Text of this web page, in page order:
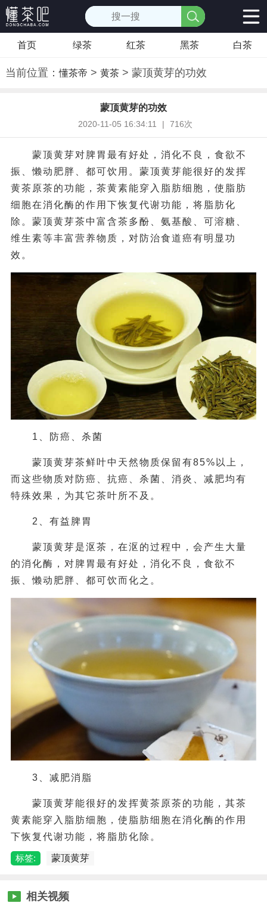
首页 绿茶 红茶 黑茶 白茶
当前位置：懂茶帝 > 黄茶> 蒙顶黄芽的功效
蒙顶黄芽的功效
2020-11-05 16:34:11 | 716次
蒙顶黄芽对脾胃最有好处，消化不良，食欲不
振、懒动肥胖、都可饮用。蒙顶黄芽能很好的发挥
黄茶原茶的功能，茶黄素能穿入脂肪细胞，使脂肪
细胞在消化酶的作用下恢复代谢功能，将脂肪化
除。蒙顶黄芽茶中富含茶多酚、氨基酸、可溶糖、
维生素等丰富营养物质，对防治食道癌有明显功
效。
1、防癌、杀菌
蒙顶黄芽茶鲜叶中天然物质保留有85%以上，
而这些物质对防癌、抗癌、杀菌、消炎、减肥均有
特殊效果，为其它茶叶所不及。
2、有益脾胃
蒙顶黄芽是沤茶，在沤的过程中，会产生大量
的消化酶，对脾胃最有好处，消化不良，食欲不
振、懒动肥胖、都可饮而化之。
3、减肥消脂
蒙顶黄芽能很好的发挥黄茶原茶的功能，其茶
黄素能穿入脂肪细胞，使脂肪细胞在消化酶的作用
下恢复代谢功能，将脂肪化除。
标签: 蒙顶黄芽
相关视频